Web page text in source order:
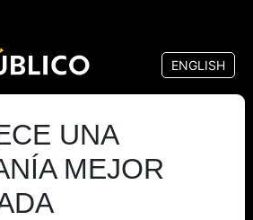
ENGLISH
UNA
MEJOR